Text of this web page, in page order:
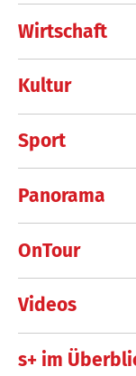
Wirtschaft
Kultur
Sport
Panorama
OnTour
Videos
s+ im